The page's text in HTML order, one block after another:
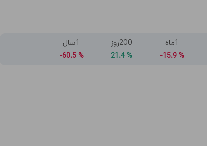
1ماه
%
15.9-
200روز
%
1سال
%
60.5-